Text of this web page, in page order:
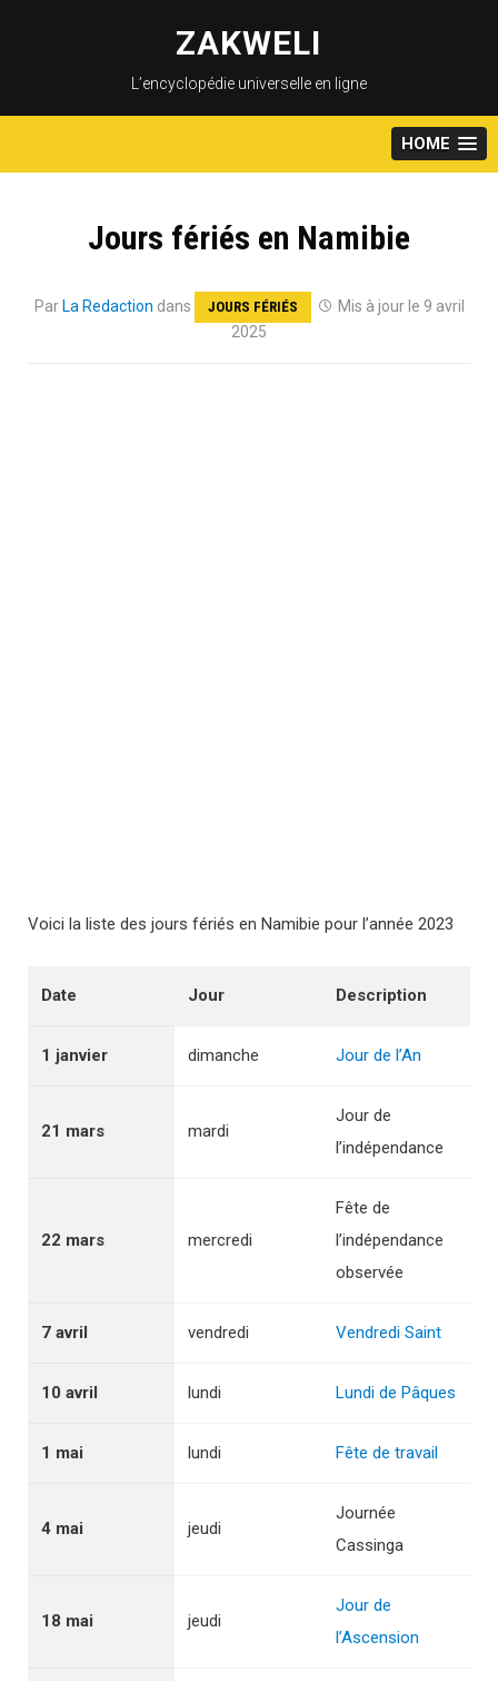
content
ZAKWELI
L’encyclopédie universelle en ligne
HOME
Jours fériés en Namibie
Par La Redaction dans JOURS FÉRIÉS
Mis à jour le 9 avril
2025
Voici la liste des jours fériés en Namibie pour l’année 2023
Date Jour Description
1 janvier dimanche Jour de l’An
21 mars mardi
Jour de
l’indépendance
22 mars mercredi
Fête de
l’indépendance
observée
7 avril vendredi Vendredi Saint
10 avril lundi Lundi de Pâques
1 mai lundi Fête de travail
4 mai jeudi
Journée
Cassinga
18 mai jeudi
Jour de
l’Ascension